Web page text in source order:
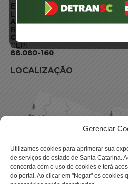
Gerenciar
Utilizamos cookies para aprimorar sua
de serviços do estado de Santa Catarina.
concorda com o uso de cookies e terá
do portal. Ao clicar em "Negar" os cookies
ENDEREÇO
Endereço:
Av. Almirante Tamandaré -
Bairro:
Coqueiros, Florianópolis SC
CEP:
88.080-160
LOCALIZAÇÃO